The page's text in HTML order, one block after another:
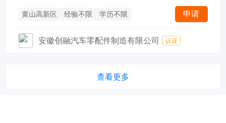
黄山高新区 经验不限 学历不限 申请
安徽创融汽车零配件制造有限公司 认证
查看更多